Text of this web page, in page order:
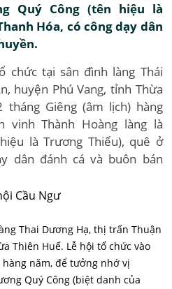
Quý Công (tên hiệu là
Hóa, có công dạy dân
chức tại sân đình làng Thái
huyện Phú Vang, tỉnh Thừa
tháng Giêng (âm lịch) hàng
Thành Hoàng làng là
là Trương Thiếu), quê ở
dân đánh cá và buôn bán
Thai Dương Hạ, thị trấn Thuận
Thiên Huế. Lễ hội tổ chức vào
năm, để tưởng nhớ vị
Quý Công (biệt danh của